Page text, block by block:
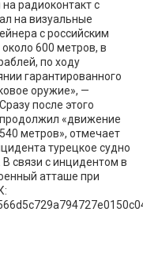
радиоконтакт с
на визуальные
с российским
600 метров, в
по ходу
гарантированного
оружие», —
после этого
продолжил «движение
метров», отмечает
турецкое судно
связи с инцидентом в
атташе при